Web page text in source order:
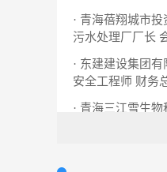
· 青海蓓翔城市投
污水处理厂厂长
· 东建建设集团有
安全工程师 财务
· 青海三江雪生物